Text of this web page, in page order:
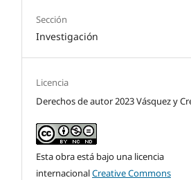
Sección
Investigación
Licencia
Derechos de autor 2023 Vásquez y
Esta obra está bajo una licencia
internacionalCreative Commons